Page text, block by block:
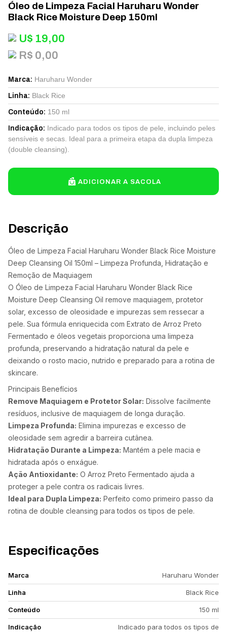
Descrição
Óleo de Limpeza Facial Haruharu Wonder Black Rice Moisture
Deep Cleansing Oil 150ml – Limpeza Profunda, Hidratação e
Remoção de Maquiagem
O Óleo de Limpeza Facial Haruharu Wonder Black Rice
Moisture Deep Cleansing Oil remove maquiagem, protetor
solar, excesso de oleosidade e impurezas sem ressecar a
pele. Sua fórmula enriquecida com Extrato de Arroz Preto
Fermentado e óleos vegetais proporciona uma limpeza
profunda, preservando a hidratação natural da pele e
deixando o rosto macio, nutrido e preparado para a rotina de
skincare.
Principais Benefícios
Remove Maquiagem e Protetor Solar: Dissolve facilmente
resíduos, inclusive de maquiagem de longa duração.
Limpeza Profunda: Elimina impurezas e excesso de
oleosidade sem agredir a barreira cutânea.
Hidratação Durante a Limpeza: Mantém a pele macia e
hidratada após o enxágue.
Ação Antioxidante: O Arroz Preto Fermentado ajuda a
proteger a pele contra os radicais livres.
Ideal para Dupla Limpeza: Perfeito como primeiro passo da
rotina de double cleansing para todos os tipos de pele.
Especificações
Marca Haruharu Wonder
Linha Black Rice
Conteúdo 150 ml
Indicação
Indicado para todos os tipos de
Óleo de Limpeza Facial Haruharu Wonder
Black Rice Moisture Deep 150ml
U$ 19,00
R$ 0,00
Marca: Haruharu Wonder
Linha: Black Rice
Conteúdo: 150 ml
Indicação: Indicado para todos os tipos de pele, incluindo peles
sensíveis e secas. Ideal para a primeira etapa da dupla limpeza
(double cleansing).
ADICIONAR A SACOLA